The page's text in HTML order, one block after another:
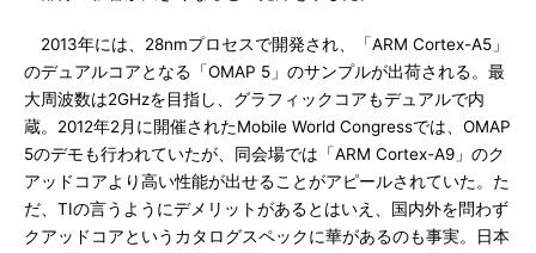
2013年には、28nmプロセスで開発され、「ARM Cortex-A5」
のデュアルコアとなる「OMAP 5」のサンプルが出荷される。最
大周波数は2GHzを目指し、グラフィックコアもデュアルで内
蔵。2012年2月に開催されたMobile World Congressでは、OMAP
5のデモも行われていたが、同会場では「ARM Cortex-A9」のク
アッドコアより高い性能が出せることがアピールされていた。た
だ、TIの言うようにデメリットがあるとはいえ、国内外を問わず
クアッドコアというカタログスペックに華があるのも事実。日本